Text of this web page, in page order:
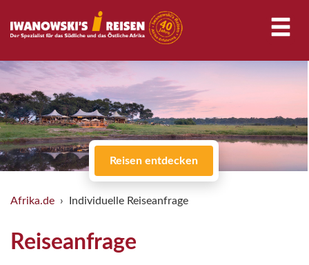
Reisen entdecken
Afrika.de Individuelle Reiseanfrage
Reiseanfrage